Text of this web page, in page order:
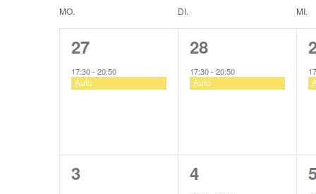
Kalender
von
Veranstaltungen
MO. DI. MI.
1
Veranstaltung,
27
17:30- 20:50
Auto
1
Veranstaltung,
28
17:30- 20:50
Auto
1
0
3
1
4
1